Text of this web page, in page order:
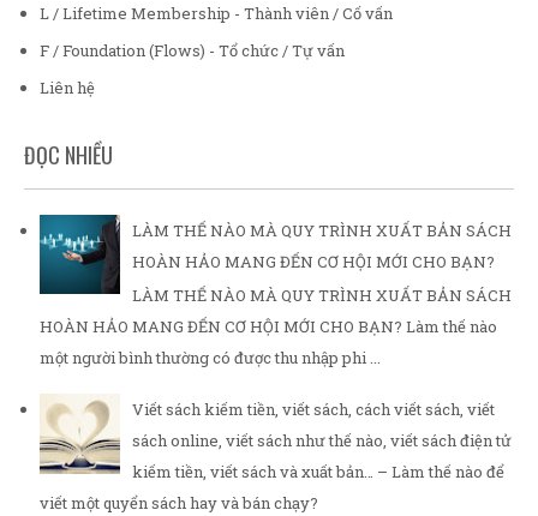
L / Lifetime Membership - Thành viên / Cố vấn
F / Foundation (Flows) - Tổ chức / Tự vấn
Liên hệ
ĐỌC NHIỀU
LÀM THẾ NÀO MÀ QUY TRÌNH XUẤT BẢN SÁCH
HOÀN HẢO MANG ĐẾN CƠ HỘI MỚI CHO BẠN?
LÀM THẾ NÀO MÀ QUY TRÌNH XUẤT BẢN SÁCH
HOÀN HẢO MANG ĐẾN CƠ HỘI MỚI CHO BẠN? Làm thế nào
một người bình thường có được thu nhập phi ...
Viết sách kiếm tiền, viết sách, cách viết sách, viết
sách online, viết sách như thế nào, viết sách điện tử
kiếm tiền, viết sách và xuất bản… – Làm thế nào để
viết một quyển sách hay và bán chạy?